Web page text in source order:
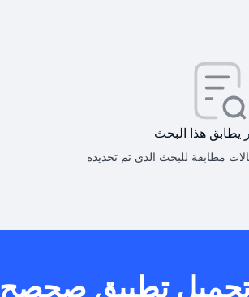
يطابق هذا البحث
تطبيق صحصح